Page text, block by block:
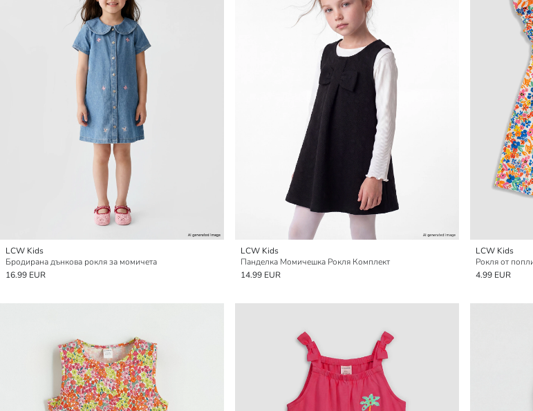
LCW Kids
Бродирана дънкова рокля за момичета
16.99 EUR
LCW Kids
Панделка Момичешка Рокля Комплект
14.99 EUR
LCW Kids
Рокля от
4.99 EUR